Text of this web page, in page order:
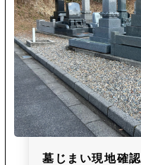
墓じまい現地確認